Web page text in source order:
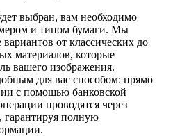
выбран, вам необходимо
и типом бумаги. Мы
вариантов от классических до
материалов, которые
вашего изображения.
для вас способом: прямо
с помощью банковской
проводятся через
гарантируя полную